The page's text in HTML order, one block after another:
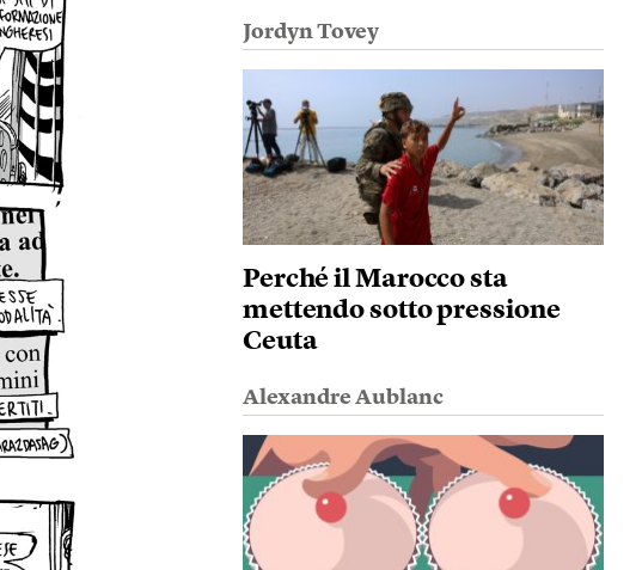
Jordyn Tovey
Perché il Marocco sta
mettendo sotto pressione
Ceuta
Alexandre Aublanc